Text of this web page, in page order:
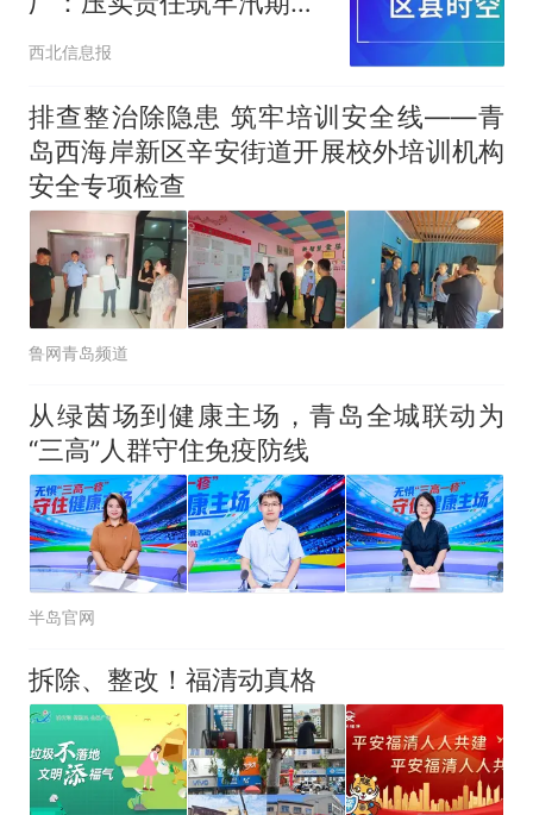
全生产防线
西北信息报
排查整治除隐患 筑牢培训安全线——青
岛西海岸新区辛安街道开展校外培训机构
安全专项检查
鲁网青岛频道
从绿茵场到健康主场，青岛全城联动为
“三高”人群守住免疫防线
半岛官网
拆除、整改！福清动真格